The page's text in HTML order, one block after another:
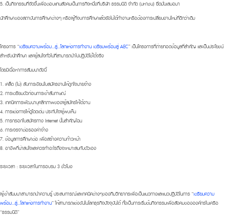
5. เป็นกิจกรรมที่จัดขึ้นเพื่อตอบแทนสังคมเป็นภารกิจหนึ่งที่บริษัท ธรรมนิติ จำกัด (มหาชน) ยึดมั่นเสมอมา
นักศึกษาของสถาบันการศึกษาต่างๆ หรือผู้ที่จบการศึกษาแล้วยังไม่ได้ทำงานหรือต้องการเปลี่ยนงานใหม่ที่ดีกว่าเดิม
โครงการ “เตรียมความพร้อม...สู่...โลกแห่งการทำงาน เตรียมพร้อมสู่ AEC” เป็นโครงการที่ถ่ายทอดข้อมูลที่สำคัญ และเป็นประโยชน์
สำหรับนักศึกษา และผู้สนใจทั่วไปที่สามารถนำไปปฏิบัติใช้ได้จริง
โดยมีเนื้อหาการสัมมนาดังนี้
1. เคล็ด (ไม่) ลับการเขียนใบสมัครงานให้ถูกใจนายจ้าง
2. การเตรียมตัวก่อนการเข้าสัมภาษณ์
3. เทคนิคการพัฒนาบุคลิกภาพของผู้สมัครให้ได้งาน
4. การแต่งกายให้ดูโดดเด่น ประทับใจผู้พบเห็น
5. การกรอกใบสมัครทาง Internet นั้นสำคัญไฉน
6. การเจรจาต่อรองค่าจ้าง
7. ข้อมูลการศึกษาต่อ เพื่อสร้างความก้าวหน้า
8. อาชีพที่น่าสนใจและควรทำอะไรถึงจะเหมาะสมกับตัวเอง
ระยะเวลา : ระยะเวลาในการอบรม 3 ชั่วโมง
ผู้เข้าสัมมนาสามารถนำความรู้ ประสบการณ์และเทคนิคต่างๆของทีมวิทยากรเพื่อเป็นแนวทางและแนวปฏิบัติในการ “เตรียมความ
พร้อม...สู่...โลกแห่งการทำงาน” ให้สามารถแข่งขันในโลกธุรกิจปัจจุบันได้ ทั้งเป็นการเริ่มต้นกิจกรรมเพื่อสังคมขององค์กรในเครือ
“ธรรมนิติ”